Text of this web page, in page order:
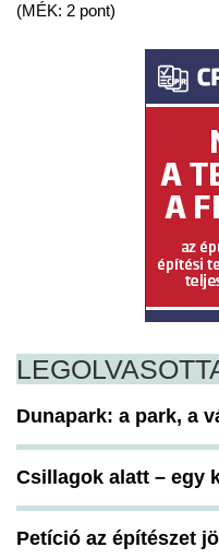
(MÉK: 2 pont)
Dunapark: a park, a
Csillagok alatt – egy
Petíció az építészet